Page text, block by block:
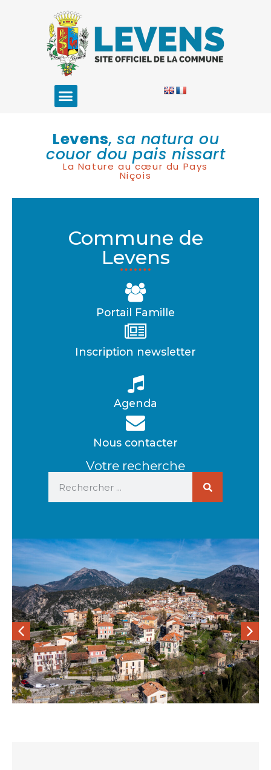
Levens, sa natura ou
couor dou pais nissart
La Nature au cœur du Pays
Niçois
Commune de
Levens
Portail Famille
Inscription newsletter
Agenda
Nous contacter
Votre recherche